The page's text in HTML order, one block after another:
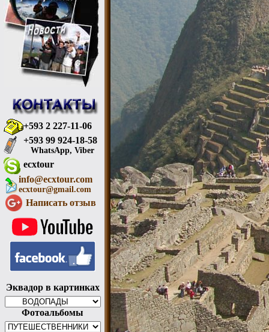
+593 2 227-11-06
+593 99 924-18-58
WhatsApp, Viber
ecxtour
info@ecxtour.com
ecxtour@gmail.com
Написать отзыв
Эквадор в картинках
Фотоальбомы